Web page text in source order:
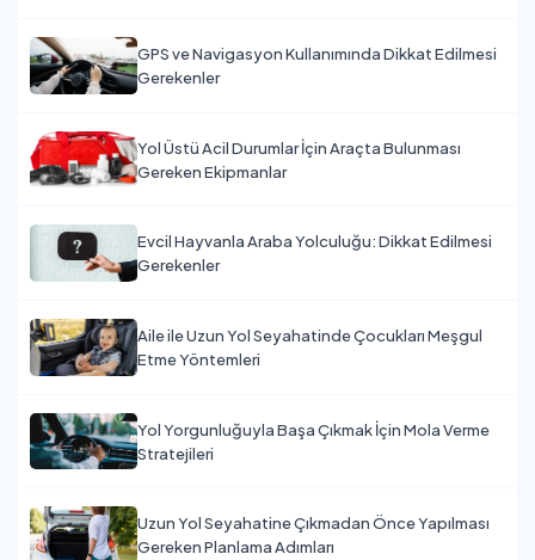
GPS ve Navigasyon Kullanımında Dikkat Edilmesi
Gerekenler
Yol Üstü Acil Durumlar İçin Araçta Bulunması
Gereken Ekipmanlar
Evcil Hayvanla Araba Yolculuğu: Dikkat Edilmesi
Gerekenler
Aile ile Uzun Yol Seyahatinde Çocukları Meşgul
Etme Yöntemleri
Yol Yorgunluğuyla Başa Çıkmak İçin Mola Verme
Stratejileri
Uzun Yol Seyahatine Çıkmadan Önce Yapılması
Gereken Planlama Adımları